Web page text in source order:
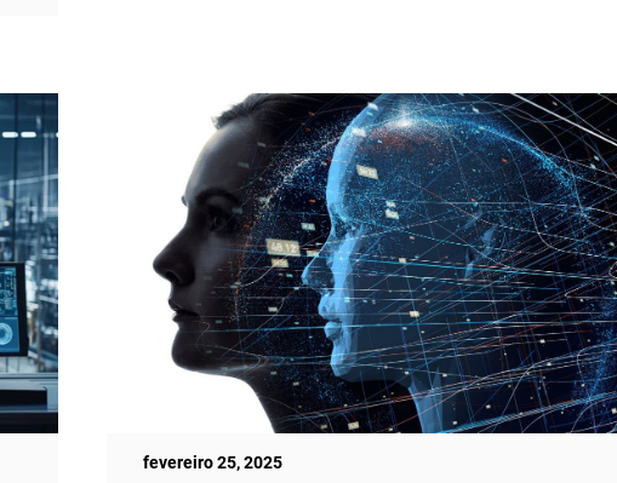
fevereiro 25, 2025